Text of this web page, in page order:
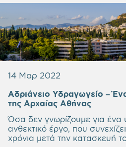
14 Μαρ 2022
Αδριάνειο Υδραγωγείο –
της Αρχαίας Αθήνας
Όσα δεν γνωρίζουμε για ένα
ανθεκτικό έργο, που
χρόνια μετά την κατασκευή